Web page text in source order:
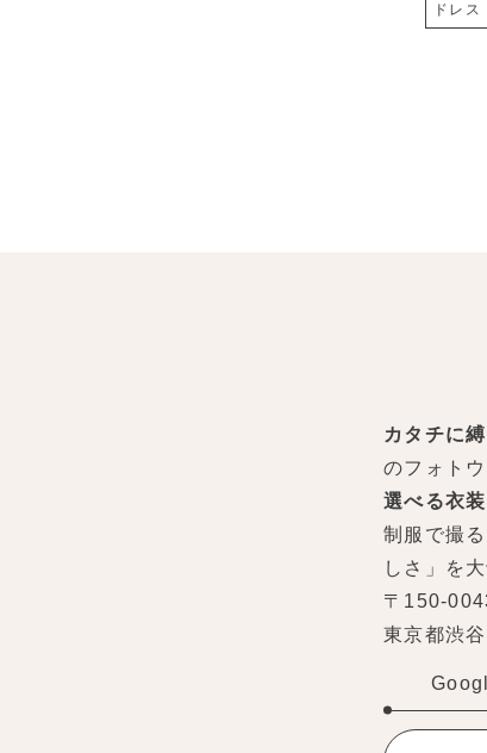
ドレス
カタチに
のフォト
選べる衣
制服で撮
しさ」を
〒150-
東京都渋